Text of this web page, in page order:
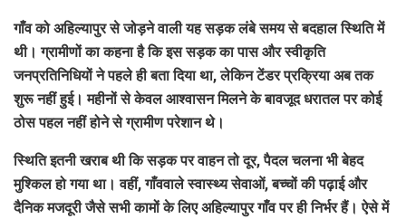
गाँव को अहिल्यापुर से जोड़ने वाली यह सड़क लंबे समय से बदहाल स्थिति में
थी। ग्रामीणों का कहना है कि इस सड़क का पास और स्वीकृति
जनप्रतिनिधियों ने पहले ही बता दिया था, लेकिन टेंडर प्रक्रिया अब तक
शुरू नहीं हुई। महीनों से केवल आश्वासन मिलने के बावजूद धरातल पर कोई
ठोस पहल नहीं होने से ग्रामीण परेशान थे।
स्थिति इतनी खराब थी कि सड़क पर वाहन तो दूर, पैदल चलना भी बेहद
मुश्किल हो गया था। वहीं, गाँववाले स्वास्थ्य सेवाओं, बच्चों की पढ़ाई और
दैनिक मजदूरी जैसे सभी कामों के लिए अहिल्यापुर गाँव पर ही निर्भर हैं। ऐसे में